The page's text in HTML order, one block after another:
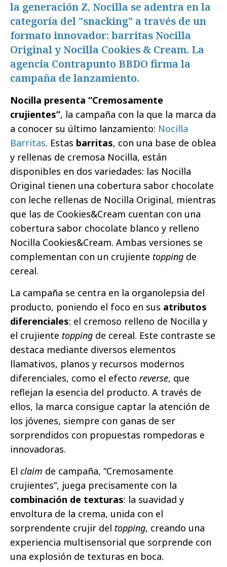
la generación Z, Nocilla se adentra en la
categoría del "snacking" a través de un
formato innovador: barritas Nocilla
Original y Nocilla Cookies & Cream. La
agencia Contrapunto BBDO firma la
campaña de lanzamiento.
Nocilla presenta “Cremosamente
crujientes”, la campaña con la que la marca da
a conocer su último lanzamiento: Nocilla
Barritas. Estas barritas, con una base de oblea
y rellenas de cremosa Nocilla, están
disponibles en dos variedades: las Nocilla
Original tienen una cobertura sabor chocolate
con leche rellenas de Nocilla Original, mientras
que las de Cookies&Cream cuentan con una
cobertura sabor chocolate blanco y relleno
Nocilla Cookies&Cream. Ambas versiones se
complementan con un crujiente topping de
cereal.
La campaña se centra en la organolepsia del
producto, poniendo el foco en sus atributos
diferenciales: el cremoso relleno de Nocilla y
el crujiente topping de cereal. Este contraste se
destaca mediante diversos elementos
llamativos, planos y recursos modernos
diferenciales, como el efecto reverse, que
reflejan la esencia del producto. A través de
ellos, la marca consigue captar la atención de
los jóvenes, siempre con ganas de ser
sorprendidos con propuestas rompedoras e
innovadoras.
El claim de campaña, “Cremosamente
crujientes”, juega precisamente con la
combinación de texturas: la suavidad y
envoltura de la crema, unida con el
sorprendente crujir del topping, creando una
experiencia multisensorial que sorprende con
una explosión de texturas en boca.